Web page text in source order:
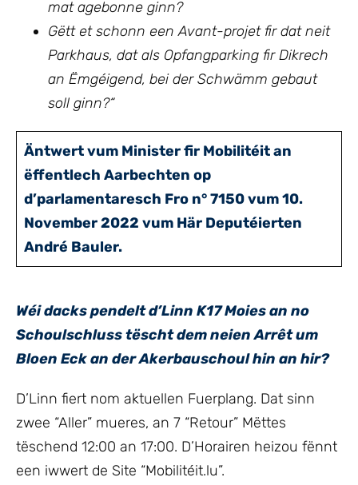
mat agebonne ginn?
Gëtt et schonn een Avant-projet fir dat neit
Parkhaus, dat als Opfangparking fir Dikrech
an Ëmgéigend, bei der Schwämm gebaut
soll ginn?“
Äntwert vum Minister fir Mobilitéit an
ëffentlech Aarbechten op
d’parlamentaresch Fro n° 7150 vum 10.
November 2022 vum Här Deputéierten
André Bauler.
Wéi dacks pendelt d’Linn K17 Moies an no
Schoulschluss tëscht dem neien Arrêt um
Bloen Eck an der Akerbauschoul hin an hir?
D’Linn fiert nom aktuellen Fuerplang. Dat sinn
zwee “Aller” mueres, an 7 “Retour” Mëttes
tëschend 12:00 an 17:00. D’Horairen heizou fënnt
een iwwert de Site “Mobilitéit.lu”.